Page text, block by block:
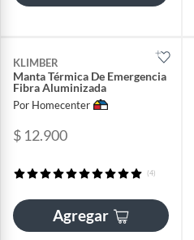
KLIMBER
Manta Térmica De Emergencia
Fibra Aluminizada
Por Homecenter
$ 12.900
(4)
Agregar